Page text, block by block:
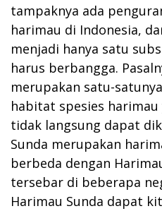
tampaknya ada
harimau di Indonesia,
menjadi hanya satu
harus berbangga.
merupakan satu-
habitat spesies harimau
tidak langsung dapat
Sunda merupakan
berbeda dengan
tersebar di beberapa
Harimau Sunda dapat